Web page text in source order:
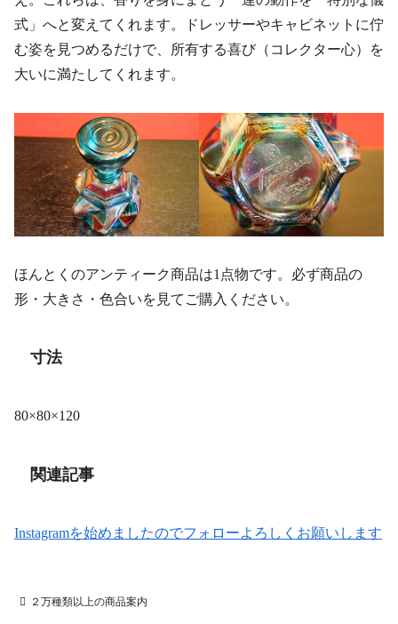
式」へと変えてくれます。ドレッサーやキャビネットに佇
む姿を見つめるだけで、所有する喜び（コレクター心）を
大いに満たしてくれます。
ほんとくのアンティーク商品は1点物です。必ず商品の
形・大きさ・色合いを見てご購入ください。
寸法
80×80×120
関連記事
Instagramを始めましたのでフォローよろしくお願いします
２万種類以上の商品案内